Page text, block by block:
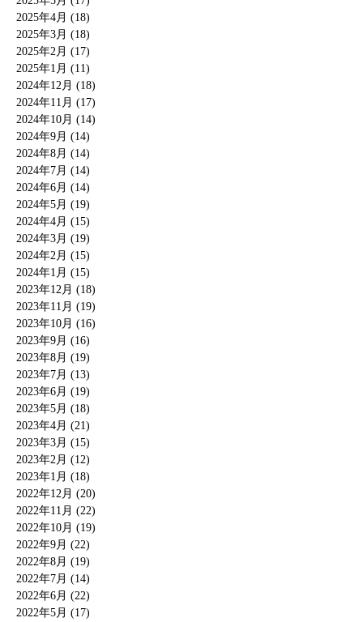
2025年4月 (18)
2025年3月 (18)
2025年2月 (17)
2025年1月 (11)
2024年12月 (18)
2024年11月 (17)
2024年10月 (14)
2024年9月 (14)
2024年8月 (14)
2024年7月 (14)
2024年6月 (14)
2024年5月 (19)
2024年4月 (15)
2024年3月 (19)
2024年2月 (15)
2024年1月 (15)
2023年12月 (18)
2023年11月 (19)
2023年10月 (16)
2023年9月 (16)
2023年8月 (19)
2023年7月 (13)
2023年6月 (19)
2023年5月 (18)
2023年4月 (21)
2023年3月 (15)
2023年2月 (12)
2023年1月 (18)
2022年12月 (20)
2022年11月 (22)
2022年10月 (19)
2022年9月 (22)
2022年8月 (19)
2022年7月 (14)
2022年6月 (22)
2022年5月 (17)